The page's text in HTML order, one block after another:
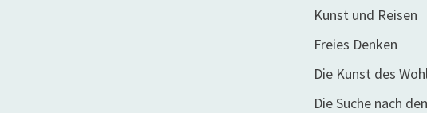
Kunst und Reisen
Freies Denken
Die Kunst des
Die Suche nach